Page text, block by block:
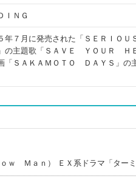
ＩＮＧ
７月に発売された「ＳＥＲＩＯＵ
の主題歌「ＳＡＶＥ ＹＯＵＲ Ｈ
「ＳＡＫＡＭＯＴＯ ＤＡＹＳ」の
Ｍａｎ） ＥＸ系ドラマ「ターミ